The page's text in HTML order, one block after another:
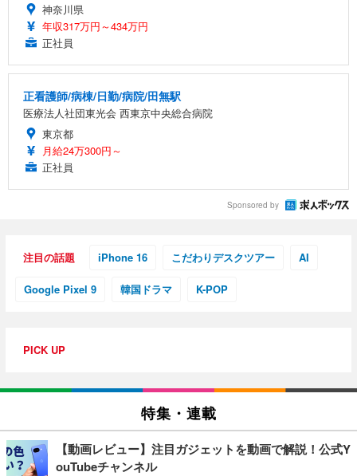
神奈川県
年収317万円～434万円
正社員
正看護師/病棟/日勤/病院/田無駅
医療法人社団東光会 西東京中央総合病院
東京都
月給24万300円～
正社員
Sponsored by
注目の話題 iPhone 16 こだわりデスクツアー AI
Google Pixel 9 韓国ドラマ K-POP
PICK UP
特集・連載
【動画レビュー】注目ガジェットを動画で解説！公式Y
ouTubeチャンネル